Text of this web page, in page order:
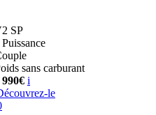
SP
Puissance
sans carburant
i
le